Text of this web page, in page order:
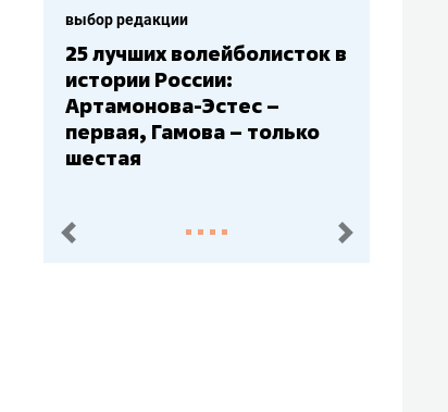
выбор редакции
Бюджеты клубов КХЛ: СКА
– главный мажор, «Ак
Барс» – второй, «Салават
Юлаев» – середняк
пред. след.